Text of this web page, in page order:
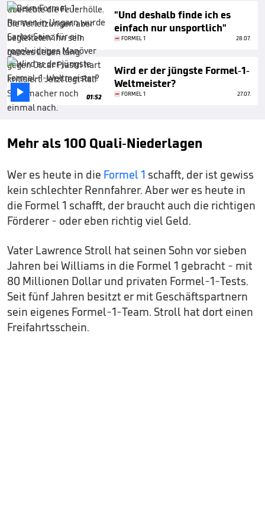
"Und deshalb finde ich es
einfach nur unsportlich"
FORMEL 1 28.07.
 01:52
Wird er der jüngste Formel-1-
Weltmeister?
FORMEL 1 27.07.
Mehr als 100 Quali-Niederlagen
Wer es heute in die Formel 1 schafft, der ist gewiss
kein schlechter Rennfahrer. Aber wer es heute in
die Formel 1 schafft, der braucht auch die richtigen
Förderer - oder eben richtig viel Geld.
Vater Lawrence Stroll hat seinen Sohn vor sieben
Jahren bei Williams in die Formel 1 gebracht - mit
80 Millionen Dollar und privaten Formel-1-Tests.
Seit fünf Jahren besitzt er mit Geschäftspartnern
sein eigenes Formel-1-Team. Stroll hat dort einen
Freifahrtsschein.